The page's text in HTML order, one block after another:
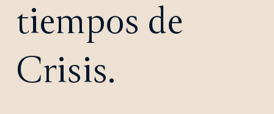
tiempos de
Crisis.